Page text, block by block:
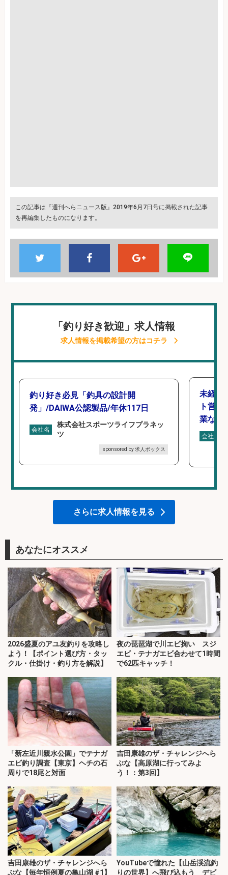
この記事は『週刊へらニュース版』2019年6月7日号に掲載された記事
を再編集したものになります。
「釣り好き歓迎」求人情報
求人情報を掲載希望の方はコチラ
釣り好き必見「釣具の設計開
発」/DAIWA公認製品/年休117日
会社名
株式会社スポーツライフプラネッ
ツ
sponsored by 求人ボックス
未経験
ト営
業なし
会社名
さらに求人情報を見る
あなたにオススメ
2026盛夏のアユ友釣りを攻略し
よう！【ポイント選び方・タッ
クル・仕掛け・釣り方を解説】
夜の琵琶湖で川エビ掬い スジ
エビ・テナガエビ合わせて1時間
で62匹キャッチ！
「新左近川親水公園」でテナガ
エビ釣り調査【東京】ヘチの石
周りで18尾と対面
吉田康雄のザ・チャレンジへら
ぶな【高原湖に行ってみよ
う！：第3回】
吉田康雄のザ・チャレンジへら
ぶな【毎年恒例夏の亀山湖 #1】
YouTubeで憧れた【山岳渓流釣
りの世界】へ飛び込もう デビ